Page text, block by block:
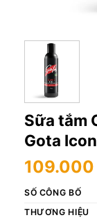
Sữa tắm
Gota
109.000
SỐ CÔNG BỐ
THƯƠNG HIỆU